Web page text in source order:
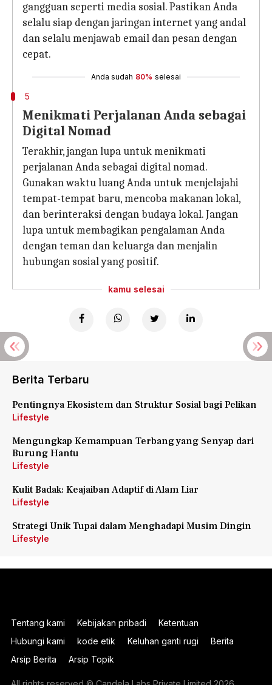
gangguan seperti media sosial. Pastikan Anda
selalu siap dengan jaringan internet yang andal
dan selalu menjawab email dan pesan dengan
cepat.
Anda sudah 80% selesai
5
Menikmati Perjalanan Anda sebagai
Digital Nomad
Terakhir, jangan lupa untuk menikmati
perjalanan Anda sebagai digital nomad.
Gunakan waktu luang Anda untuk menjelajahi
tempat-tempat baru, mencoba makanan lokal,
dan berinteraksi dengan budaya lokal. Jangan
lupa untuk membagikan pengalaman Anda
dengan teman dan keluarga dan menjalin
hubungan sosial yang positif.
kamu selesai
Berita Terbaru
Pentingnya Ekosistem dan Struktur Sosial bagi Pelikan
Lifestyle
Mengungkap Kemampuan Terbang yang Senyap dari
Burung Hantu
Lifestyle
Kulit Badak: Keajaiban Adaptif di Alam Liar
Lifestyle
Strategi Unik Tupai dalam Menghadapi Musim Dingin
Lifestyle
Tentang kami Kebijakan pribadi
Ketentuan
Hubungi kami
kode etik Keluhan ganti rugi
Berita
Arsip Berita
Arsip Topik